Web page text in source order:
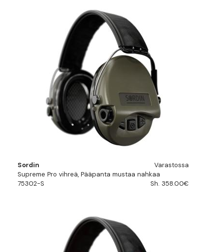
Sordin
Varastossa
Supreme Pro vihreä, Pääpanta mustaa nahkaa
75302-S
Sh. 358.00€